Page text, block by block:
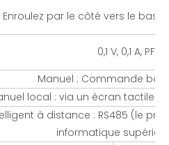
Enroulez par le côté vers le bas
0,1 V, 0,1 A, PF
Manuel : Commande
local : via un écran tactile
à distance : RS485 (le
informatique